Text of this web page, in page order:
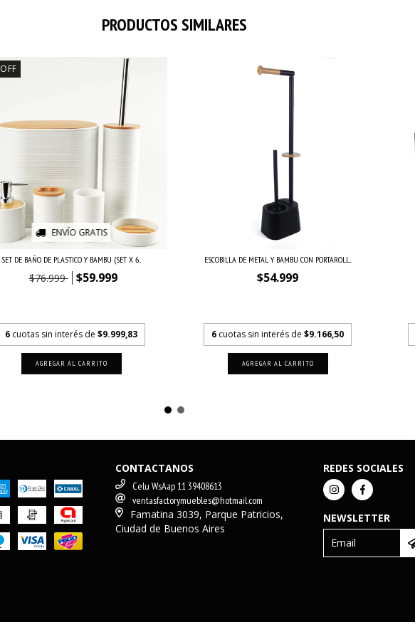
PRODUCTOS SIMILARES
OFF
ENVÍO GRATIS
SET DE BAÑO DE PLASTICO Y BAMBU (SET X 6...
$76.999 $59.999
6 cuotas sin interés de $9.999,83
ESCOBILLA DE METAL Y BAMBU CON PORTAROLL...
$54.999
6 cuotas sin interés de $9.166,50
CONTACTANOS
Celu WsAap 11 39408613
ventasfactorymuebles@hotmail.com
Famatina 3039, Parque Patricios,
Ciudad de Buenos Aires
REDES SOCIALES
NEWSLETTER